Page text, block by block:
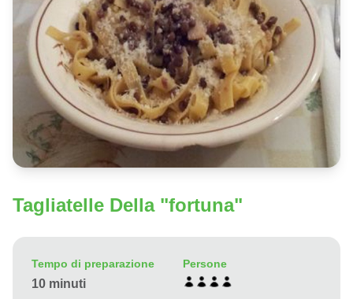
Tagliatelle Della "fortuna"
Tempo di preparazione
10 minuti
Persone